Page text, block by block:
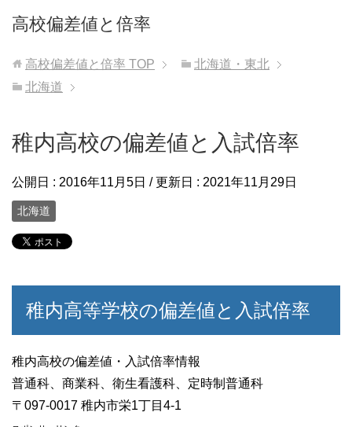
高校偏差値と倍率
高校偏差値と倍率 TOP
北海道・東北
北海道
稚内高校の偏差値と入試倍率
公開日 : 2016年11月5日 / 更新日 : 2021年11月29日
北海道
稚内高等学校の偏差値と入試倍率
稚内高校の偏差値・入試倍率情報
普通科、商業科、衛生看護科、定時制普通科
〒097-0017 稚内市栄1丁目4-1